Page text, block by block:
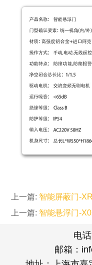
上一篇: 智能屏蔽门-
上一篇: 智能悬浮门-
电
邮箱：